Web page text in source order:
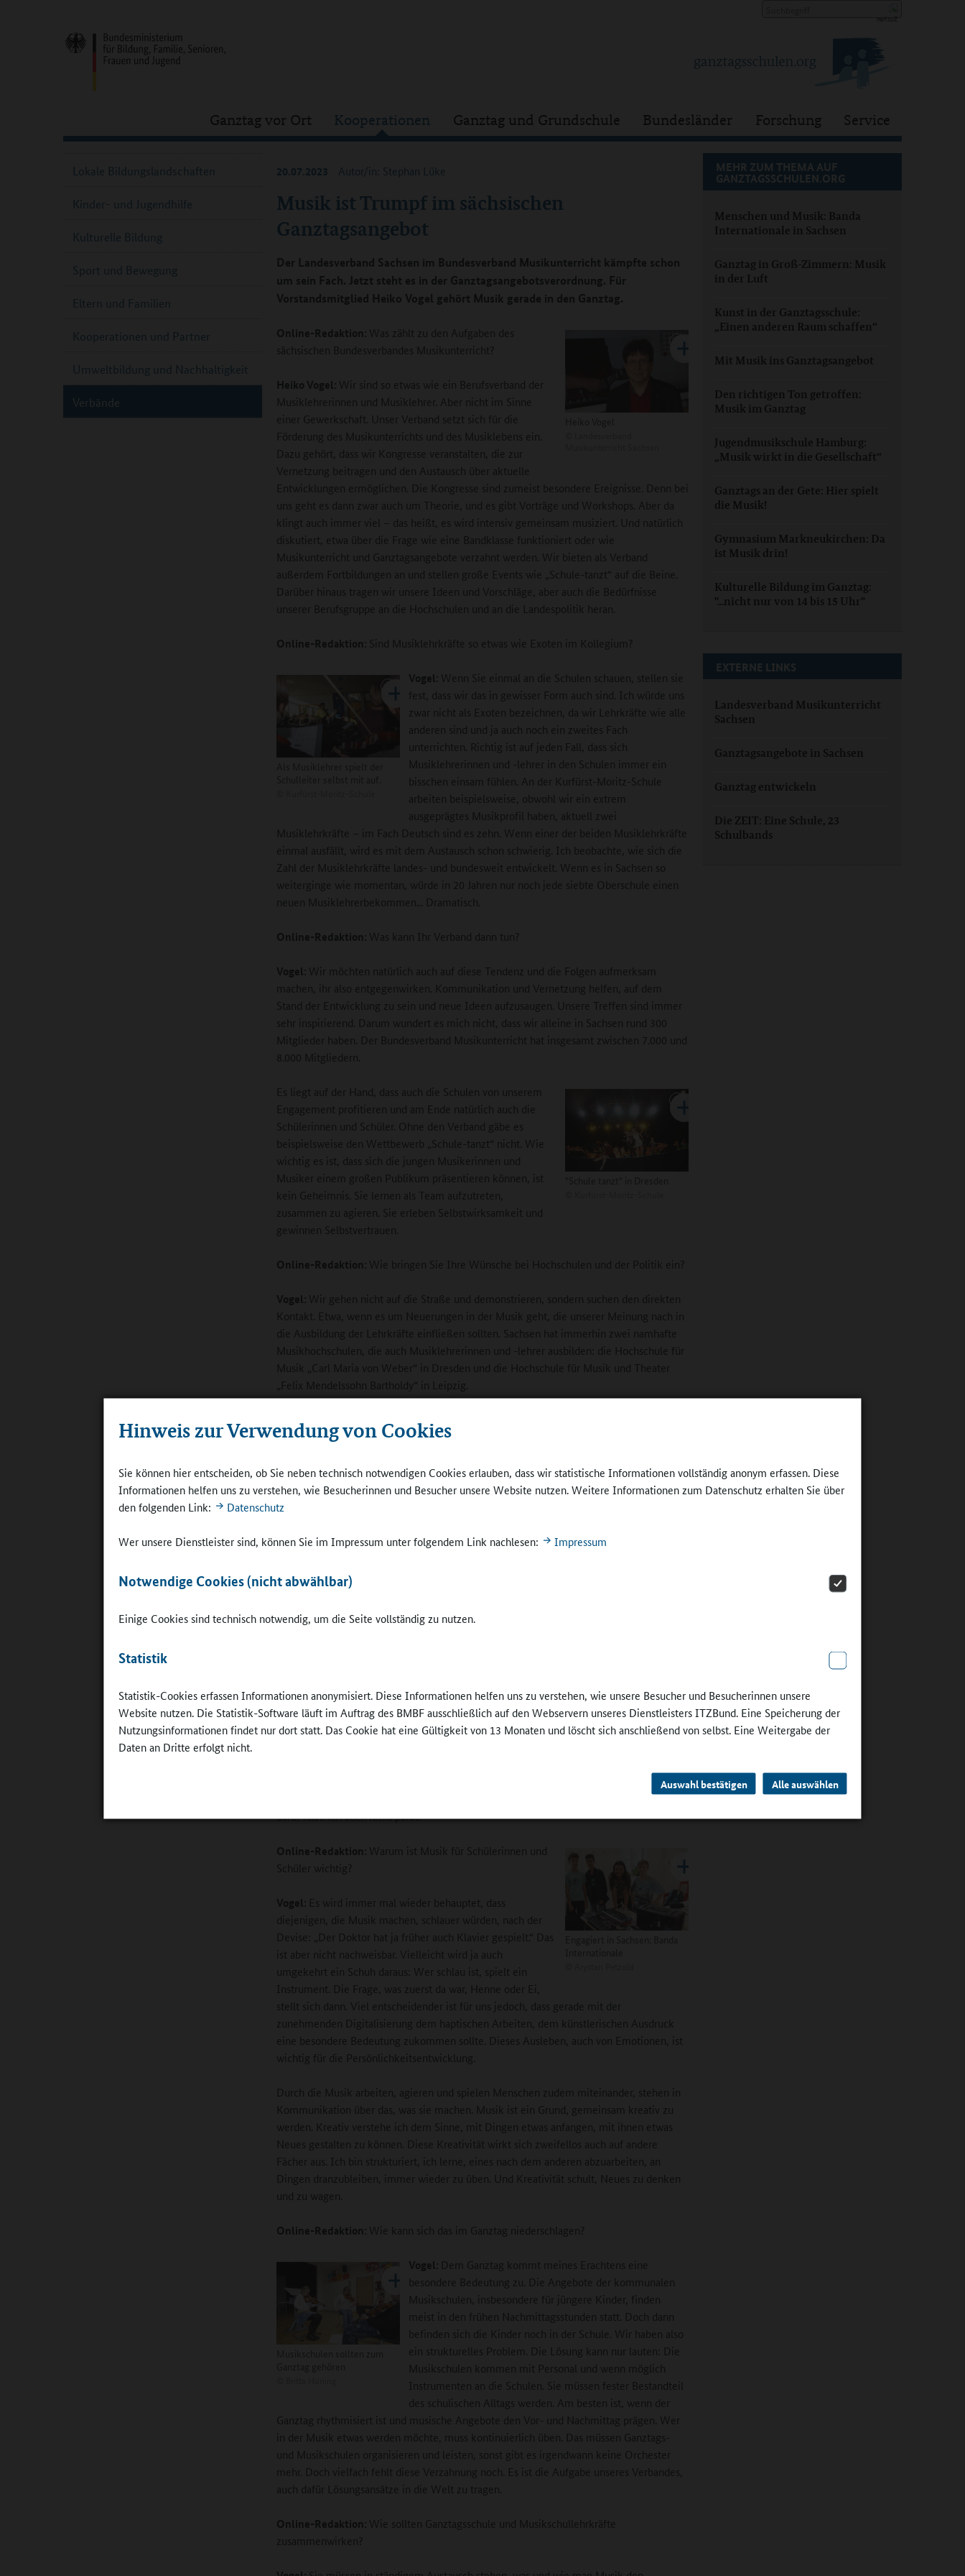
Hinweis zur Verwendung von Cookies
Sie können hier entscheiden, ob Sie neben technisch notwendigen Cookies erlauben, dass wir statistische Informationen vollständig anonym erfassen. Diese
Informationen helfen uns zu verstehen, wie Besucherinnen und Besucher unsere Website nutzen. Weitere Informationen zum Datenschutz erhalten Sie über
den folgenden Link:
Datenschutz
Wer unsere Dienstleister sind, können Sie im Impressum unter folgendem Link nachlesen: Impressum
Notwendige Cookies (nicht abwählbar)
Einige Cookies sind technisch notwendig, um die Seite vollständig zu nutzen.
Statistik
Statistik-Cookies erfassen Informationen anonymisiert. Diese Informationen helfen uns zu verstehen, wie unsere Besucher und Besucherinnen unsere
Website nutzen. Die Statistik-Software läuft im Auftrag des BMBF ausschließlich auf den Webservern unseres Dienstleisters ITZBund. Eine Speicherung der
Nutzungsinformationen findet nur dort statt. Das Cookie hat eine Gültigkeit von 13 Monaten und löscht sich anschließend von selbst. Eine Weitergabe der
Daten an Dritte erfolgt nicht.
Auswahl bestätigen Alle auswählen
Ganztag vor Ort Kooperationen Ganztag und Grundschule Bundesländer Forschung Service
Musik ist Trumpf im sächsischen
Ganztagsangebot
20.07.2023 Autor/in: Stephan Lüke
Der Landesverband Sachsen im Bundesverband Musikunterricht kämpfte schon
um sein Fach. Jetzt steht es in der Ganztagsangebotsverordnung. Für
Vorstandsmitglied Heiko Vogel gehört Musik gerade in den Ganztag.
Online-Redaktion: Was zählt zu den Aufgaben des
sächsischen Bundesverbandes Musikunterricht?
Heiko Vogel: Wir sind so etwas wie ein Berufsverband der
Musiklehrerinnen und Musiklehrer. Aber nicht im Sinne
einer Gewerkschaft. Unser Verband setzt sich für die
Förderung des Musikunterrichts und des Musiklebens ein.
Dazu gehört, dass wir Kongresse veranstalten, die zur
Vernetzung beitragen und den Austausch über aktuelle
Entwicklungen ermöglichen. Die Kongresse sind zumeist besondere Ereignisse. Denn bei
uns geht es dann zwar auch um Theorie, und es gibt Vorträge und Workshops. Aber da
klingt auch immer viel – das heißt, es wird intensiv gemeinsam musiziert. Und natürlich
diskutiert, etwa über die Frage wie eine Bandklasse funktioniert oder wie
Musikunterricht und Ganztagsangebote verzahnt werden. Wir bieten als Verband
außerdem Fortbildungen an und stellen große Events wie „Schule-tanzt“ auf die Beine.
Darüber hinaus tragen wir unsere Ideen und Vorschläge, aber auch die Bedürfnisse
unserer Berufsgruppe an die Hochschulen und an die Landespolitik heran.
Online-Redaktion: Sind Musiklehrkräfte so etwas wie Exoten im Kollegium?
Vogel: Wenn Sie einmal an die Schulen schauen, stellen sie
fest, dass wir das in gewisser Form auch sind. Ich würde uns
zwar nicht als Exoten bezeichnen, da wir Lehrkräfte wie alle
anderen sind und ja auch noch ein zweites Fach
unterrichten. Richtig ist auf jeden Fall, dass sich
Musiklehrerinnen und -lehrer in den Schulen immer ein
bisschen einsam fühlen. An der Kurfürst-Moritz-Schule
arbeiten beispielsweise, obwohl wir ein extrem
ausgeprägtes Musikprofil haben, aktuell zwei
Musiklehrkräfte – im Fach Deutsch sind es zehn. Wenn einer der beiden Musiklehrkräfte
einmal ausfällt, wird es mit dem Austausch schon schwierig. Ich beobachte, wie sich die
Zahl der Musiklehrkräfte landes- und bundesweit entwickelt. Wenn es in Sachsen so
weiterginge wie momentan, würde in 20 Jahren nur noch jede siebte Oberschule einen
neuen Musiklehrerbekommen... Dramatisch.
Online-Redaktion: Was kann Ihr Verband dann tun?
Vogel: Wir möchten natürlich auch auf diese Tendenz und die Folgen aufmerksam
machen, ihr also entgegenwirken. Kommunikation und Vernetzung helfen, auf dem
Stand der Entwicklung zu sein und neue Ideen aufzusaugen. Unsere Treffen sind immer
sehr inspirierend. Darum wundert es mich nicht, dass wir alleine in Sachsen rund 300
Mitglieder haben. Der Bundesverband Musikunterricht hat insgesamt zwischen 7.000 und
8.000 Mitgliedern.
Es liegt auf der Hand, dass auch die Schulen von unserem
Engagement profitieren und am Ende natürlich auch die
Schülerinnen und Schüler. Ohne den Verband gäbe es
beispielsweise den Wettbewerb „Schule-tanzt“ nicht. Wie
wichtig es ist, dass sich die jungen Musikerinnen und
Musiker einem großen Publikum präsentieren können, ist
kein Geheimnis. Sie lernen als Team aufzutreten,
zusammen zu agieren. Sie erleben Selbstwirksamkeit und
gewinnen Selbstvertrauen.
Online-Redaktion: Wie bringen Sie Ihre Wünsche bei Hochschulen und der Politik ein?
Vogel: Wir gehen nicht auf die Straße und demonstrieren, sondern suchen den direkten
Kontakt. Etwa, wenn es um Neuerungen in der Musik geht, die unserer Meinung nach in
die Ausbildung der Lehrkräfte einfließen sollten. Sachsen hat immerhin zwei namhafte
Musikhochschulen, die auch Musiklehrerinnen und -lehrer ausbilden: die Hochschule für
Musik „Carl Maria von Weber“ in Dresden und die Hochschule für Musik und Theater
„Felix Mendelssohn Bartholdy“ in Leipzig.
Musik: wichtig für die
Gymnasium Markneukirchen
Als vor einigen Jahren Gedanken einer
machten, haben wir den Austausch mit dem Ministerium
gesucht und gefunden. Wir haben deutlich gemacht, wie
2019 Musik als „zwingender Sinn von Ganztag“ in die
Das hat zur Folge, dass den Schulen Geld zur Verfügung steht, einerseits, um
Musikinstrumente anzuschaffen, und zweitens, um Honorarkräfte für Musik im Ganztag
Vogel:Die Frage ist schwer zu beantworten. Mit Sicherheit hat es etwas mit der
gesellschaftlichen Akzeptanz zu tun. Wenn Mathematikunterricht ausfällt, stehen Eltern
vor der Tür und sorgen sich um die Versetzung ihres Kindes. Wenn Musik ausfällt,
sei halt unmusikalisch. Gleichzeitig gibt es einen Widerspruch: Wenn eine Schule wie
unsere sich Richtung Musik orientiert, rennen ihr die Eltern die Tür ein. Eine Lösung
dafür habe ich auch nicht parat.
Online-Redaktion: Warum ist Musik für Schülerinnen und
Schüler wichtig?
Vogel: Es wird immer mal wieder behauptet, dass
diejenigen, die Musik machen, schlauer würden, nach der
Devise: „Der Doktor hat ja früher auch Klavier gespielt.“ Das
ist aber nicht nachweisbar. Vielleicht wird ja auch
umgekehrt ein Schuh daraus: Wer schlau ist, spielt ein
Instrument. Die Frage, was zuerst da war, Henne oder Ei,
stellt sich dann. Viel entscheidender ist für uns jedoch, dass gerade mit der
zunehmenden Digitalisierung dem haptischen Arbeiten, dem künstlerischen Ausdruck
eine besondere Bedeutung zukommen sollte. Dieses Ausleben, auch von Emotionen, ist
wichtig für die Persönlichkeitsentwicklung.
Durch die Musik arbeiten, agieren und spielen Menschen zudem miteinander, stehen in
Kommunikation über das, was sie machen. Musik ist ein Grund, gemeinsam kreativ zu
werden. Kreativ verstehe ich dem Sinne, mit Dingen etwas anfangen, mit ihnen etwas
Neues gestalten zu können. Diese Kreativität wirkt sich zweifellos auch auf andere
Fächer aus. Ich bin strukturiert, ich lerne, eines nach dem anderen abzuarbeiten, an
Dingen dranzubleiben, immer wieder zu üben. Und Kreativität schult, Neues zu denken
und zu wagen.
Online-Redaktion: Wie kann sich das im Ganztag niederschlagen?
Vogel: Dem Ganztag kommt meines Erachtens eine
besondere Bedeutung zu. Die Angebote der kommunalen
Musikschulen, insbesondere für jüngere Kinder, finden
meist in den frühen Nachmittagsstunden statt. Doch dann
befinden sich die Kinder noch in der Schule. Wir haben also
ein strukturelles Problem. Die Lösung kann nur lauten: Die
Musikschulen kommen mit Personal und wenn möglich
Instrumenten an die Schulen. Sie müssen fester Bestandteil
des schulischen Alltags werden. Am besten ist, wenn der
Ganztag rhythmisiert ist und musische Angebote den Vor- und Nachmittag prägen. Wer
in der Musik etwas werden möchte, muss kontinuierlich üben. Das müssen Ganztags-
und Musikschulen organisieren und leisten, sonst gibt es irgendwann keine Orchester
mehr. Doch vielfach fehlt diese Verzahnung noch. Es ist die Aufgabe unseres Verbandes,
auch dafür Lösungsansätze in die Welt zu tragen.
Online-Redaktion: Wie sollten Ganztagsschule und Musikschullehrkräfte
zusammenwirken?
MEHR ZUM THEMA AUF
GANZTAGSSCHULEN.ORG
Menschen und Musik: Banda
Internationale in Sachsen
Ganztag in Groß-Zimmern: Musik
in der Luft
Kunst in der Ganztagsschule:
„Einen anderen Raum schaffen“
Mit Musik ins Ganztagsangebot
Den richtigen Ton getroffen:
Musik im Ganztag
Jugendmusikschule Hamburg:
„Musik wirkt in die Gesellschaft“
Ganztags an der Gete: Hier spielt
die Musik!
Gymnasium Markneukirchen: Da
ist Musik drin!
Kulturelle Bildung im Ganztag:
"...nicht nur von 14 bis 15 Uhr"
EXTERNE LINKS
Landesverband Musikunterricht
Sachsen
Ganztagsangebote in Sachsen
Ganztag entwickeln
Die ZEIT: Eine Schule, 23
Schulbands
Lokale Bildungslandschaften
Kinder- und Jugendhilfe
Kulturelle Bildung
Sport und Bewegung
Eltern und Familien
Kooperationen und Partner
Umweltbildung und Nachhaltigkeit
Verbände